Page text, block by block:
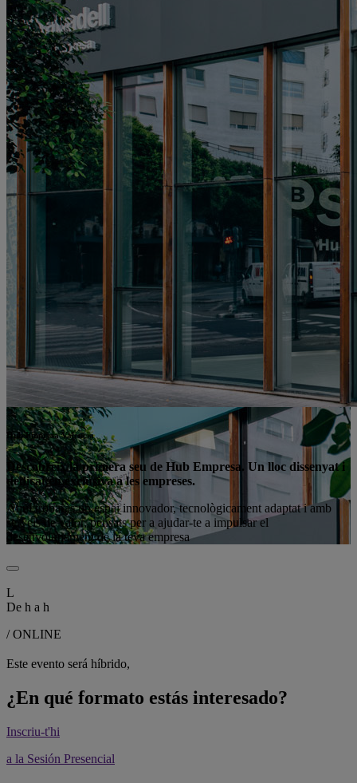
Hub Empresa València
Descobreix la primera seu de Hub Empresa. Un lloc dissenyat i
dedicat en exclusiva a les empreses.
Aquí trobaràs un espai innovador, tecnològicament adaptat i amb
serveis de valor, pensats per a ajudar-te a impulsar el
desenvolupament de la teva empresa
L
De h a h
/ ONLINE
Este evento será híbrido,
¿En qué formato estás interesado?
Inscriu-t'hi
a la Sesión Presencial